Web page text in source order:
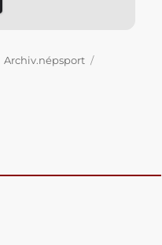
Kategória
Archiv.népsport